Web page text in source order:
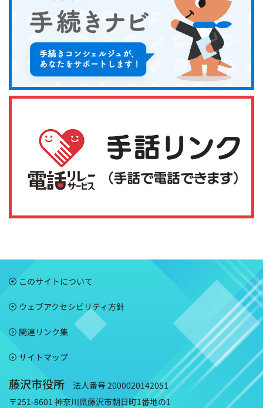
このサイトについて
ウェブアクセシビリティ方針
関連リンク集
サイトマップ
藤沢市役所
法人番号 2000020142051
〒251-8601 神奈川県藤沢市朝日町1番地の1